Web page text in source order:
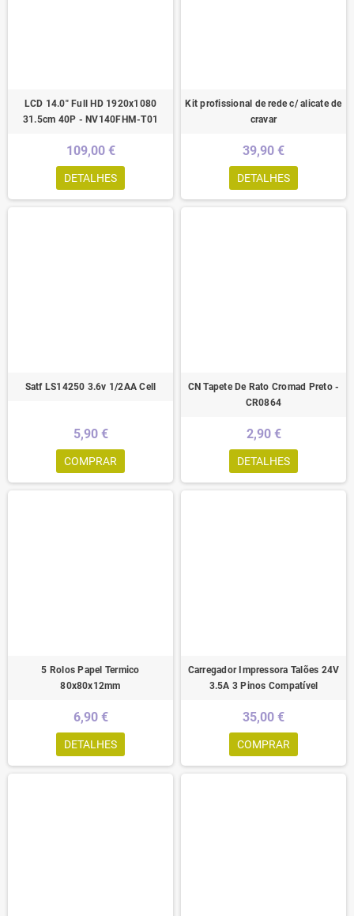
LCD 14.0" Full HD 1920x1080
31.5cm 40P - NV140FHM-T01
109,00 €
DETALHES
Kit profissional de rede c/ alicate de
cravar
39,90 €
DETALHES
Satf LS14250 3.6v 1/2AA Cell
5,90 €
COMPRAR
CN Tapete De Rato Cromad Preto -
CR0864
2,90 €
DETALHES
5 Rolos Papel Termico
80x80x12mm
6,90 €
DETALHES
Carregador Impressora Talões 24V
3.5A 3 Pinos Compatível
35,00 €
COMPRAR